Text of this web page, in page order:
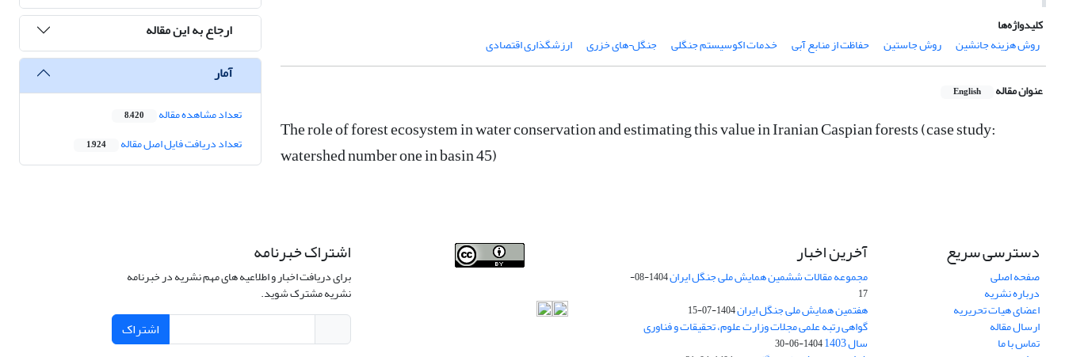
کلیدواژه‌ها
روش هزینه جانشین
روش جاستین حفاظت از منابع آبی خدمات اکوسیستم جنگلی جنگل¬های خزری ارزشگذاری اقتصادی
عنوان مقاله English
The role of forest ecosystem in water conservation and estimating this value in Iranian Caspian forests (case study:
watershed number one in basin 45)
ارجاع به این مقاله
آمار
تعداد مشاهده مقاله 8,420
تعداد دریافت فایل اصل مقاله 1,924
دسترسی سریع
صفحه اصلی
درباره نشریه
اعضای هیات تحریریه
ارسال مقاله
تماس با ما
آخرین اخبار
مجموعه مقالات ششمین همایش ملی جنگل ایران
1404-08-
17
هفتمین همایش ملی جنگل ایران1404-07-15
گواهی رتبه علمی مجلات وزارت علوم، تحقیقات و فناوری
سال 1403 1404-06-30
Attribution 4.0 International
اشتراک خبرنامه
برای دریافت اخبار و اطلاعیه های مهم نشریه در خبرنامه
نشریه مشترک شوید.
اشتراک